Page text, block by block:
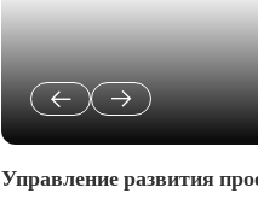
Управление развития